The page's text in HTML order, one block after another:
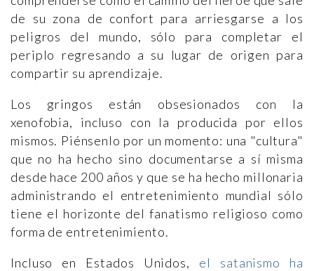
de su zona de confort para arriesgarse a los
peligros del mundo, sólo para completar el
periplo regresando a su lugar de origen para
compartir su aprendizaje.
Los gringos están obsesionados con la
xenofobia, incluso con la producida por ellos
mismos. Piénsenlo por un momento: una "cultura"
que no ha hecho sino documentarse a sí misma
desde hace 200 años y que se ha hecho millonaria
administrando el entretenimiento mundial sólo
tiene el horizonte del fanatismo religioso como
forma de entretenimiento.
Incluso en Estados Unidos, el satanismo ha